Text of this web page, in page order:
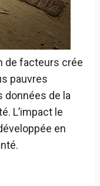
de facteurs crée
pauvres
données de la
L’impact le
en